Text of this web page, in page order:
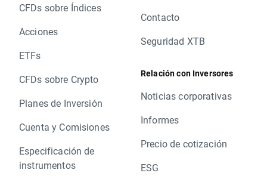
CFDs sobre Índices
Acciones
ETFs
CFDs sobre Crypto
Planes de Inversión
Cuenta y Comisiones
Especificación de
instrumentos
Contacto
Seguridad XTB
Relación con Inversores
Noticias corporativas
Informes
Precio de cotización
ESG